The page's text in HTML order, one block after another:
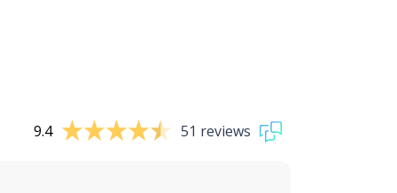
9.4 51 reviews